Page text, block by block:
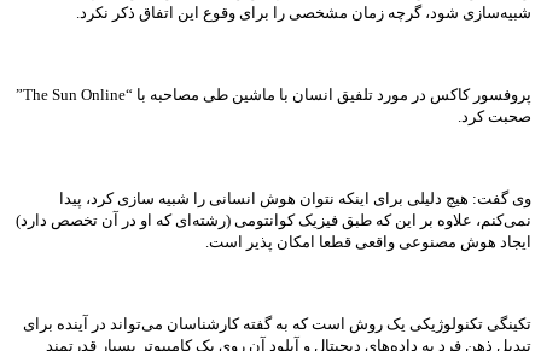
شبیه‌سازی شود، گرچه زمان مشخصی را برای وقوع این اتفاق ذکر نکرد.
پروفسور کاکس در مورد تلفیق انسان با ماشین طی مصاحبه با “The Sun Online”
صحبت کرد.
وی گفت: هیچ دلیلی برای اینکه نتوان هوش انسانی را شبیه سازی کرد، پیدا
نمی‌کنم، علاوه بر این که طبق فیزیک کوانتومی (رشته‌ای که او در آن تخصص دارد)
ایجاد هوش مصنوعی واقعی قطعا امکان پذیر است.
تکینگی تکنولوژیکی یک روش است که به گفته کارشناسان می‌تواند در آینده برای
تبدیل ذهن فرد به داده‌های دیجیتال و آپلود آن روی یک کامپیوتر بسیار قدرتمند